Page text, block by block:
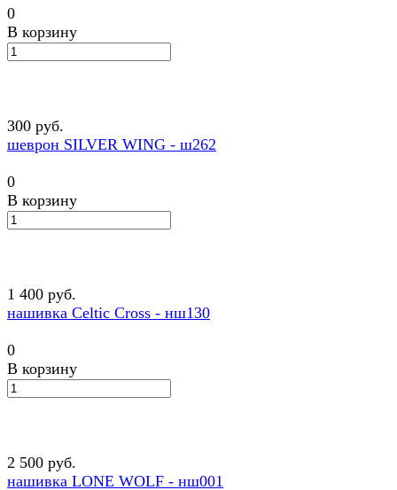
0
В корзину
300 руб.
шеврон SILVER WING - ш262
0
В корзину
1 400 руб.
нашивка Celtic Cross - нш130
0
В корзину
2 500 руб.
нашивка LONE WOLF - нш001